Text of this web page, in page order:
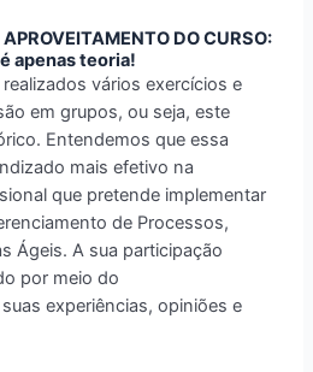
DO CURSO:
apenas teoria!
vários exercícios e
em grupos, ou seja, este
Entendemos que essa
mais efetivo na
que pretende implementar
de Processos,
Ágeis. A sua participação
por meio do
experiências, opiniões e